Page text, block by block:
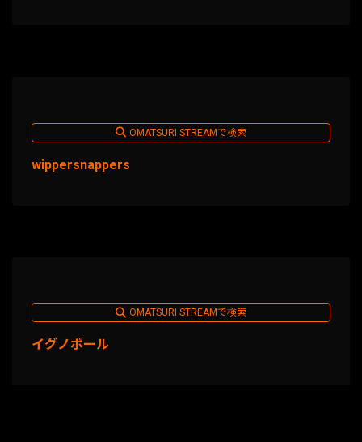
OMATSURI STREAMで検索
wippersnappers
OMATSURI STREAMで検索
イグノポール